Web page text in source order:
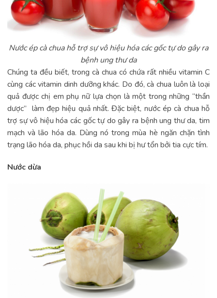
Nước ép cà chua hỗ trợ sự vô hiệu hóa các gốc tự do gây ra
bệnh ung thư da
Chúng ta đều biết, trong cà chua có chứa rất nhiều vitamin C
cùng các vitamin dinh dưỡng khác. Do đó, cà chua luôn là loại
quả được chị em phụ nữ lựa chọn là một trong những “thần
dược” làm đẹp hiệu quả nhất. Đặc biệt, nước ép cà chua hỗ
trợ sự vô hiệu hóa các gốc tự do gây ra bệnh ung thư da, tim
mạch và lão hóa da. Dùng nó trong mùa hè ngăn chặn tình
trạng lão hóa da, phục hồi da sau khi bị hư tổn bởi tia cực tím.
Nước dừa